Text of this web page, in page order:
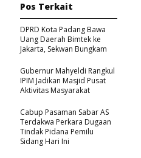
Pos Terkait
DPRD Kota Padang Bawa
Uang Daerah Bimtek ke
Jakarta, Sekwan Bungkam
Gubernur Mahyeldi Rangkul
IPIM Jadikan Masjid Pusat
Aktivitas Masyarakat
Cabup Pasaman Sabar AS
Terdakwa Perkara Dugaan
Tindak Pidana Pemilu
Sidang Hari Ini